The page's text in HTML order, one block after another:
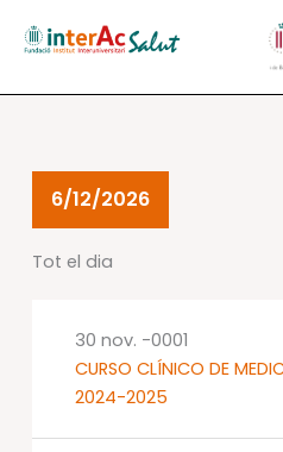
Esdeveniments
juny
6/12/2026
una
Tot el dia
CURSO CLÍNICO DE
2024-2025
30 nov. -0001